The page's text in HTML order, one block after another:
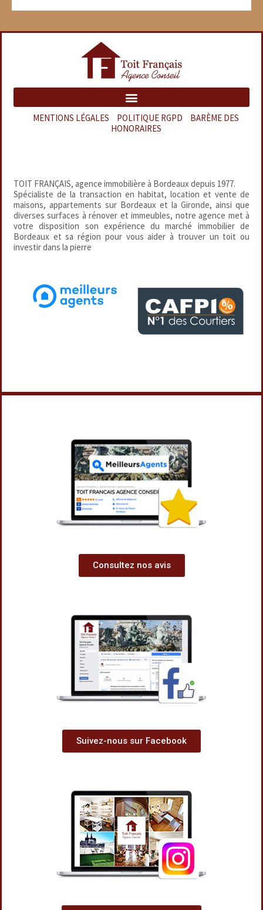
MENTIONS LÉGALES POLITIQUE RGPD
BARÈME DES
HONORAIRES
TOIT FRANÇAIS, agence immobilière à Bordeaux depuis 1977.
Spécialiste de la transaction en habitat, location et vente de
maisons, appartements sur Bordeaux et la Gironde, ainsi que
diverses surfaces à rénover et immeubles, notre agence met à
votre disposition son expérience du marché immobilier de
Bordeaux et sa région pour vous aider à trouver un toit ou
investir dans la pierre
Consultez nos avis
Suivez-nous sur Facebook